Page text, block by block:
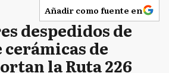
Añadir como fuente en
despedidos de
cerámicas de
la Ruta 226